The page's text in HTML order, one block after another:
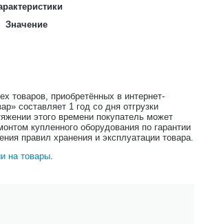
Значение
товаров, приобретённых в интернет-
составляет 1 год со дня отгрузки
этого времени покупатель может
купленного оборудования по гарантии
правил хранения и эксплуатации товара.
на товары